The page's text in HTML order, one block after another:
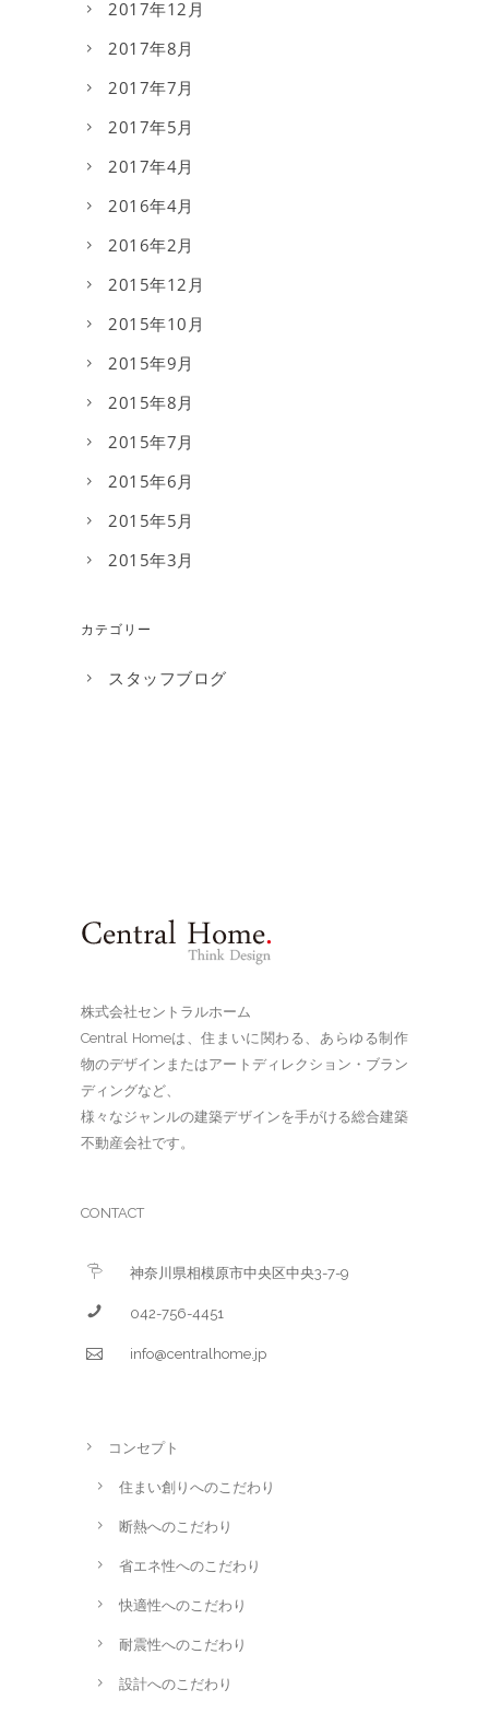
2017年12月
2017年8月
2017年7月
2017年5月
2017年4月
2016年4月
2016年2月
2015年12月
2015年10月
2015年9月
2015年8月
2015年7月
2015年6月
2015年5月
2015年3月
カテゴリー
スタッフブログ
株式会社セントラルホーム
Central Homeは、住まいに関わる、あらゆる制作
物のデザインまたはアートディレクション・ブラン
ディングなど、
様々なジャンルの建築デザインを手がける総合建築
不動産会社です。
CONTACT
神奈川県相模原市中央区中央3-7-9
042-756-4451
info@centralhome.jp
コンセプト
住まい創りへのこだわり
断熱へのこだわり
省エネ性へのこだわり
快適性へのこだわり
耐震性へのこだわり
設計へのこだわり